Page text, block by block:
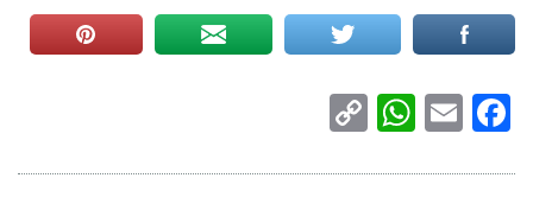
Facebook
Email
WhatsApp